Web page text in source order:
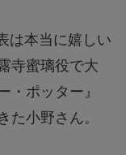
は本当に嬉しい
寺蜜璃役で大
・ポッター』
た小野さん。